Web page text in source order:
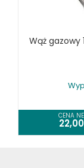
Wąż gazowy
CENA
22,00